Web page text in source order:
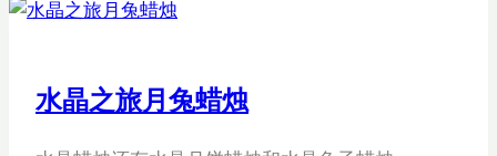
水晶之旅月兔蜡烛